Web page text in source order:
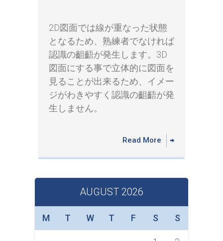
2D図面では線が重なった状態
となるため、熟練者でなければ
認識の齟齬が発生します。3D
図面にする事で立体的に図面を
見ることが出来るため、イメー
ジがわきやすく認識の齟齬が発
生しません。
Read More
AUGUST 2026
M T W T F S S